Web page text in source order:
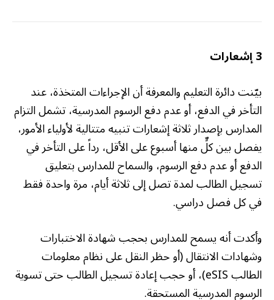
3 إشعارات
بيّنت دائرة التعليم والمعرفة أن الإجراءات المتخذة، عند
التأخر في الدفع، أو عدم دفع الرسوم المدرسية، تشمل التزام
المدارس بإصدار ثلاثة إشعارات تنبيه متتالية لأولياء الأمور،
يفصل بين كلٍّ منها أسبوع على الأقل، رداً على التأخر في
الدفع أو عدم دفع الرسوم، والسماح للمدارس بتعليق
تسجيل الطالب لمدة تصل إلى ثلاثة أيام، مرة واحدة فقط
في كل فصل دراسي.
وأكدت أنه يسمح للمدارس بحجب شهادة الاختبارات
وشهادات الانتقال (أو حظر النقل على نظام معلومات
الطالب eSIS)، أو حجب إعادة تسجيل الطالب حتى تسوية
الرسوم المدرسية المستحقة.